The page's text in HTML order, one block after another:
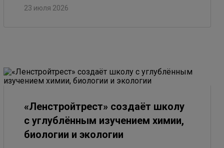
23 июля 2026
«Ленстройтрест» создаёт школу
с углублённым изучением химии,
биологии и экологии